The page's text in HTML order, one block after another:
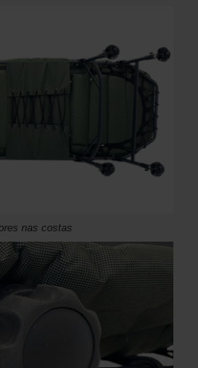
nas costas